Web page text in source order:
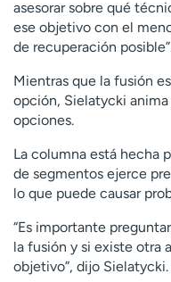
asesorar sobre qué
ese objetivo con el
de recuperación
Mientras que la fusión
opción, Sielatycki
opciones.
La columna está hecha
de segmentos ejerce
lo que puede causar
“Es importante
la fusión y si existe otra
objetivo”, dijo Sielatycki.